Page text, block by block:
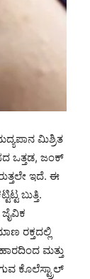
ಮಿಶ್ರಿತ
ಒತ್ತಡ, ಜಂಕ್
ಇದೆ. ಈ
ಬುತ್ತಿ.
ರಕ್ತದಲ್ಲಿ
ಮತ್ತು
ಕೊಲೆಸ್ಟ್ರಾಲ್